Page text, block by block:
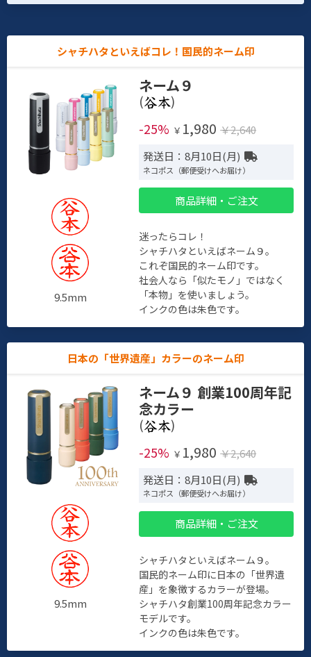
シャチハタといえばコレ！国民的ネーム印
9.5mm
ネーム９
(
)
-25% ￥ 1,980 ￥2,640
発送日：8月10日(月)
ネコポス（郵便受けへお届け）
商品詳細・ご注文
迷ったらコレ！
シャチハタといえばネーム９。
これぞ国民的ネーム印です。
社会人なら「似たモノ」ではなく
「本物」を使いましょう。
インクの色は朱色です。
日本の「世界遺産」カラーのネーム印
9.5mm
ネーム９ 創業100周年記
念カラー
(
)
-25% ￥ 1,980 ￥2,640
発送日：8月10日(月)
ネコポス（郵便受けへお届け）
商品詳細・ご注文
シャチハタといえばネーム９。
国民的ネーム印に日本の「世界遺
産」を象徴するカラーが登場。
シャチハタ創業100周年記念カラー
モデルです。
インクの色は朱色です。